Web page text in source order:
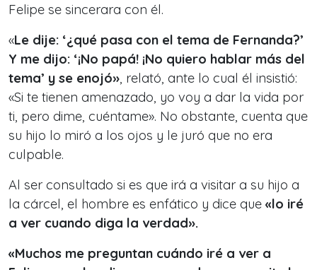
Felipe se sincerara con él.
«Le dije: ‘¿qué pasa con el tema de Fernanda?’
Y me dijo: ‘¡No papá! ¡No quiero hablar más del
tema’ y se enojó», relató, ante lo cual él insistió:
«Si te tienen amenazado, yo voy a dar la vida por
ti, pero dime, cuéntame». No obstante, cuenta que
su hijo lo miró a los ojos y le juró que no era
culpable.
Al ser consultado si es que irá a visitar a su hijo a
la cárcel, el hombre es enfático y dice que «lo iré
a ver cuando diga la verdad».
«Muchos me preguntan cuándo iré a ver a